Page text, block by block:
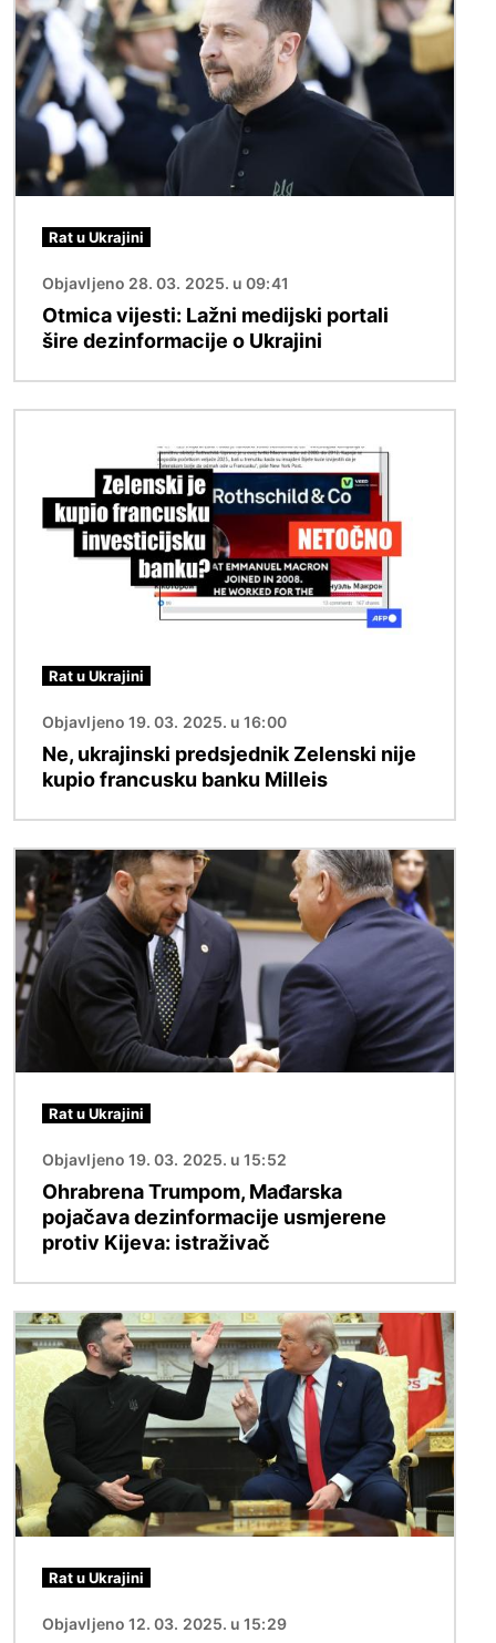
Rat u Ukrajini
Objavljeno 28. 03. 2025. u 09:41
Otmica vijesti: Lažni medijski portali
šire dezinformacije o Ukrajini
Rat u Ukrajini
Objavljeno 19. 03. 2025. u 16:00
Ne, ukrajinski predsjednik Zelenski nije
kupio francusku banku Milleis
Slika
Rat u Ukrajini
Objavljeno 19. 03. 2025. u 15:52
Ohrabrena Trumpom, Mađarska
pojačava dezinformacije usmjerene
protiv Kijeva: istraživač
Slika
Rat u Ukrajini
Objavljeno 12. 03. 2025. u 15:29